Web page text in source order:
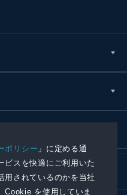
ポリシー 」に定める通
ビスを快適にご利用いた
用されているのかを当社
Cookie を使用していま